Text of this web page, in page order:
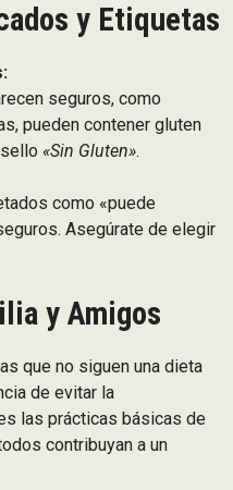
y Etiquetas
seguros, como
pueden contener gluten
«Sin Gluten».
como «puede
Asegúrate de elegir
y Amigos
que no siguen una dieta
de evitar la
las prácticas básicas de
contribuyan a un